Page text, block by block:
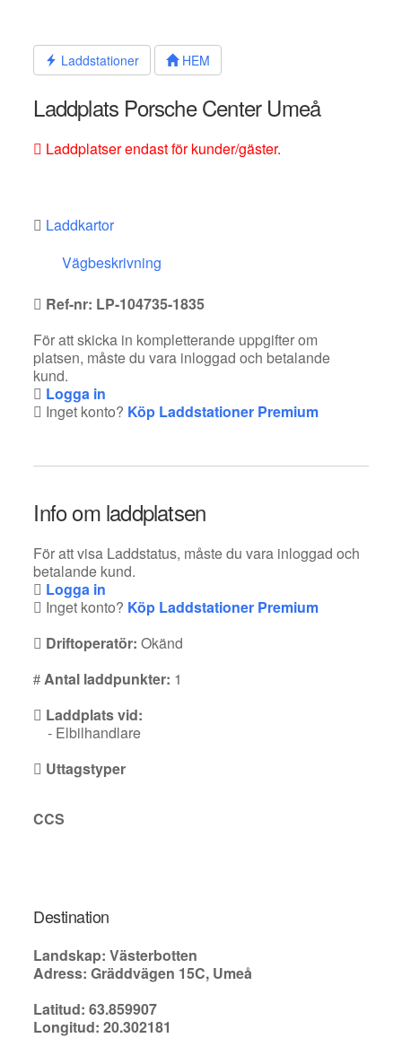
innehållet Laddstationer HEM
Laddplats Porsche Center Umeå
Laddplatser endast för kunder/gäster.
Laddkartor
Vägbeskrivning
Ref-nr: LP-104735-1835
För att skicka in kompletterande uppgifter om
platsen, måste du vara inloggad och betalande
kund.
Logga in
Inget konto? Köp Laddstationer Premium
Info om laddplatsen
För att visa Laddstatus, måste du vara inloggad och
betalande kund.
Logga in
Inget konto? Köp Laddstationer Premium
Driftoperatör: Okänd
Antal laddpunkter: 1
Laddplats vid:
- Elbilhandlare
Uttagstyper
CCS
Destination
Landskap: Västerbotten
Adress: Gräddvägen 15C, Umeå
Latitud: 63.859907
Longitud: 20.302181